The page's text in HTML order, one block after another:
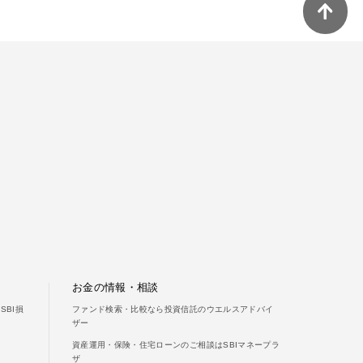
損
お金の情報・相談
ファンド検索・比較なら投資信託のウエルスアドバイ
ザー
資産運用・保険・住宅ローンのご相談はSBIマネープラ
ザ